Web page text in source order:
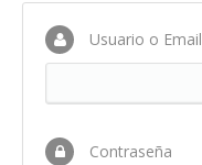
Usuario o Email
Contraseña